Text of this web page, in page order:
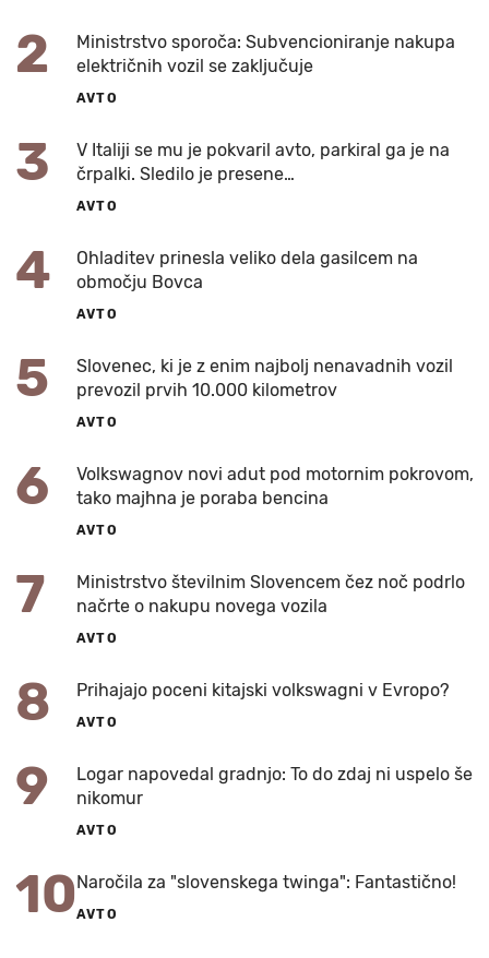
2
Ministrstvo sporoča: Subvencioniranje nakupa
električnih vozil se zaključuje
AVTO
3
V Italiji se mu je pokvaril avto, parkiral ga je na
črpalki. Sledilo je presene…
AVTO
4
Ohladitev prinesla veliko dela gasilcem na
območju Bovca
AVTO
5
Slovenec, ki je z enim najbolj nenavadnih vozil
prevozil prvih 10.000 kilometrov
AVTO
6
Volkswagnov novi adut pod motornim pokrovom,
tako majhna je poraba bencina
AVTO
7
Ministrstvo številnim Slovencem čez noč podrlo
načrte o nakupu novega vozila
AVTO
8 Prihajajo poceni kitajski volkswagni v Evropo?
AVTO
9
Logar napovedal gradnjo: To do zdaj ni uspelo še
nikomur
AVTO
10Naročila za "slovenskega twinga": Fantastično!
AVTO